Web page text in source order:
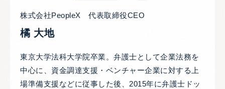
株式会社PeopleX 代表取締役CEO
橘 大地
東京大学法科大学院卒業。弁護士として企業法務を
中心に、資金調達支援・ベンチャー企業に対する上
場準備支援などに従事した後、2015年に弁護士ドッ